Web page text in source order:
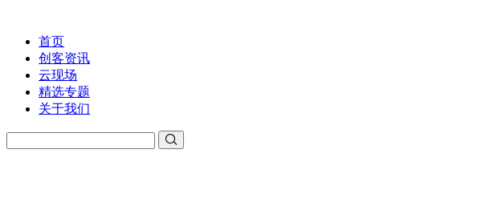
首页
创客资讯
云现场
精选专题
关于我们